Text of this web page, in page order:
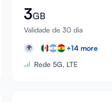
3GB
Validade de 30 dia
🌍 +14 more
Rede 5G, LTE